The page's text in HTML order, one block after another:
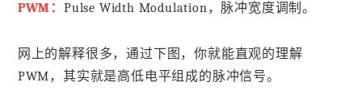
PWM： Pulse Width Modulation，脉冲宽度调制。
网上的解释很多，通过下图，你就能直观的理解
PWM，其实就是高低电平组成的脉冲信号。